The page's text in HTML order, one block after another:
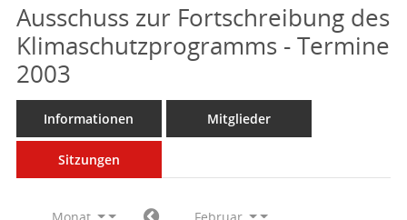
Ausschuss zur Fortschreibung des
Klimaschutzprogramms - Termine
2003
Informationen Mitglieder
Sitzungen